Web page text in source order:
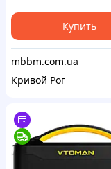
Купить
mbbm.com.ua
Кривой Рог